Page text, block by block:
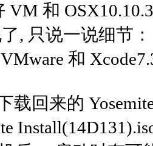
和
, 只说一说细节
和
载回来的